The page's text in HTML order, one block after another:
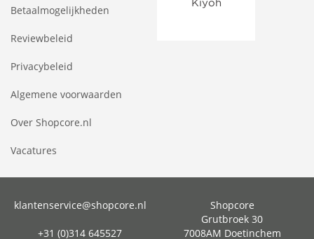
Betaalmogelijkheden
Reviewbeleid
Privacybeleid
Algemene voorwaarden
Over Shopcore.nl
Vacatures
klantenservice@shopcore.nl
+31 (0)314 645527
Shopcore
Grutbroek 30
7008AM Doetinchem